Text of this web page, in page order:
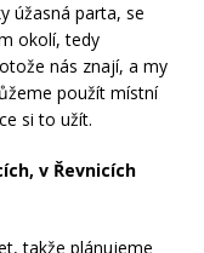
úžasná parta, se
okolí, tedy
nás znají, a my
použít místní
si to užít.
v Řevnicích
takže plánujeme